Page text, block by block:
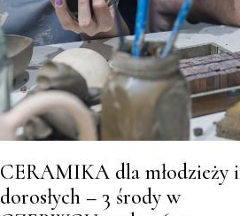
CERAMIKA dla młodzieży i
dorosłych – 3 środy w